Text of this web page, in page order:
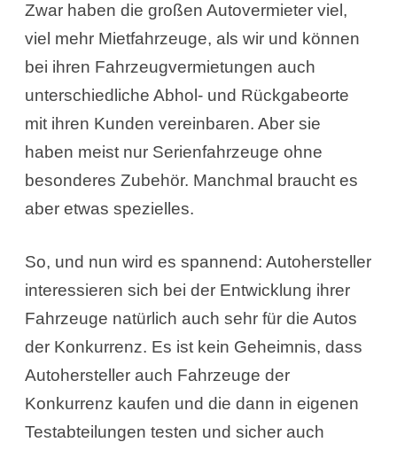
Zwar haben die großen Autovermieter viel,
viel mehr Mietfahrzeuge, als wir und können
bei ihren Fahrzeugvermietungen auch
unterschiedliche Abhol- und Rückgabeorte
mit ihren Kunden vereinbaren. Aber sie
haben meist nur Serienfahrzeuge ohne
besonderes Zubehör. Manchmal braucht es
aber etwas spezielles.
So, und nun wird es spannend: Autohersteller
interessieren sich bei der Entwicklung ihrer
Fahrzeuge natürlich auch sehr für die Autos
der Konkurrenz. Es ist kein Geheimnis, dass
Autohersteller auch Fahrzeuge der
Konkurrenz kaufen und die dann in eigenen
Testabteilungen testen und sicher auch